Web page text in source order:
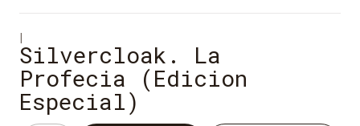
|
Silvercloak. La
Profecia (Edicion
Especial)